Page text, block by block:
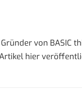
von BASIC
hier